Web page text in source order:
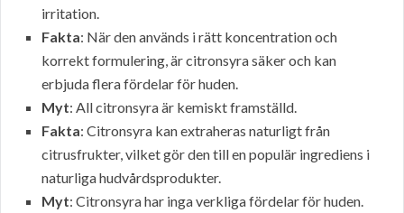
irritation.
Fakta: När den används i rätt koncentration och
korrekt formulering, är citronsyra säker och kan
erbjuda flera fördelar för huden.
Myt: All citronsyra är kemiskt framställd.
Fakta: Citronsyra kan extraheras naturligt från
citrusfrukter, vilket gör den till en populär ingrediens i
naturliga hudvårdsprodukter.
Myt: Citronsyra har inga verkliga fördelar för huden.